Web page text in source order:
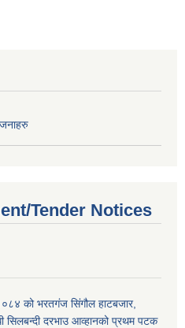
Tender Notices
को भरतगंज सिंगौल हाटबजार,
सिलबन्दी दरभाउ आव्हानको प्रथम पटक